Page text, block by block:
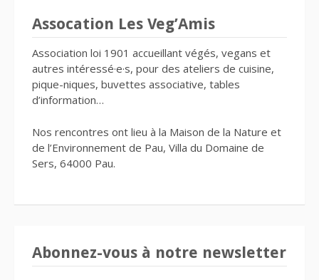
Assocation Les Veg’Amis
Association loi 1901 accueillant végés, vegans et
autres intéressé·e·s, pour des ateliers de cuisine,
pique-niques, buvettes associative, tables
d’information…
Nos rencontres ont lieu à la Maison de la Nature et
de l’Environnement de Pau, Villa du Domaine de
Sers, 64000 Pau.
Abonnez-vous à notre newsletter